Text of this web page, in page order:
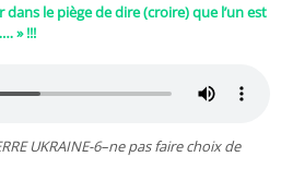
le piège de dire (croire) que l’un est
» !!!
UKRAINE-6–ne pas faire choix de